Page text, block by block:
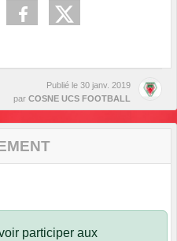
Publié le 30 janv. 2019
par COSNE UCS FOOTBALL
participer aux